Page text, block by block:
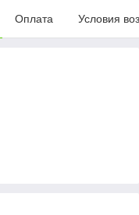
Оплата Условия